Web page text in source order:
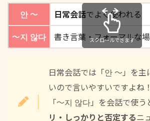
안 〜 日常会話でよく使われる
〜지 않다
書き言葉・フォーマルな
スクロールできます
日常会話では「안 ～」を主
いので言いやすいですよね
「〜지 않다」を会話で使う
リ・しっかりと否定するニ